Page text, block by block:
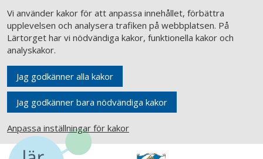
Vi använder kakor för att anpassa innehållet, förbättra
upplevelsen och analysera trafiken på webbplatsen. På
Lärtorget har vi nödvändiga kakor, funktionella kakor och
analyskakor.
Jag godkänner alla kakor
Jag godkänner bara nödvändiga kakor
Anpassa inställningar för kakor